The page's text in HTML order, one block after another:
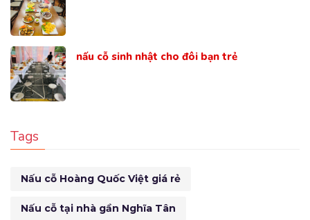
nấu cỗ sinh nhật cho đôi bạn trẻ
Tags
Nấu cỗ Hoàng Quốc Việt giá rẻ
Nấu cỗ tại nhà gần Nghĩa Tân